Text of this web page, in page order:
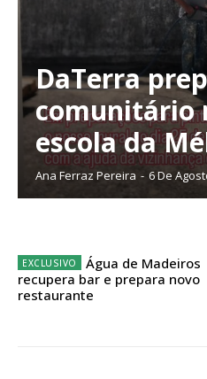
Planos de
Faça-se assinante do Região de
Sendo assinante terá acesso a
DaTerra
comunitário
escola da
Ana Ferraz Pereira - 6 De
Água de Madeiros
recupera bar e prepara novo
restaurante